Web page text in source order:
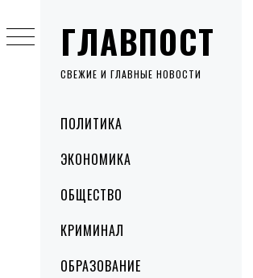
ГЛАВПОСТ
СВЕЖИЕ И ГЛАВНЫЕ НОВОСТИ
MenuПОЛИТИКА
ЭКОНОМИКА
ОБЩЕСТВО
КРИМИНАЛ
ОБРАЗОВАНИЕ
to
content